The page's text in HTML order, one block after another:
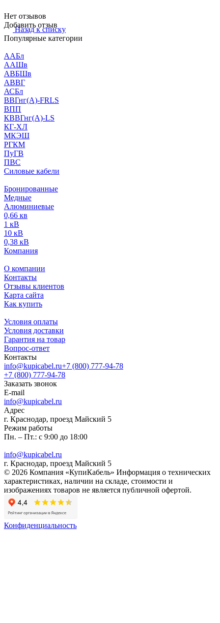
Нет отзывов
Добавить отзыв
Назад к списку
Популярные категории
ААБл
ААШв
АВБШв
АВВГ
АСБл
ВВГнг(А)-FRLS
ВПП
КВВГнг(А)-LS
КГ-ХЛ
МКЭШ
РГКМ
ПуГВ
ПВС
Силовые кабели
Бронированные
Медные
Алюминиевые
0,66 кв
1 кВ
10 кВ
0,38 кВ
Компания
О компании
Контакты
Отзывы клиентов
Карта сайта
Как купить
Условия оплаты
Условия доставки
Гарантия на товар
Вопрос-ответ
Контакты
info@kupicabel.ru+7 (800) 777-94-78
+7 (800) 777-94-78
Заказать звонок
E-mail
info@kupicabel.ru
Адрес
г. Краснодар, проезд Майский 5
Режим работы
Пн. – Пт.: с 9:00 до 18:00
info@kupicabel.ru
г. Краснодар, проезд Майский 5
© 2026 Компания «КупиКабель» Информация о технических
характеристиках, наличии на складе, стоимости и
изображениях товаров не является публичной офертой.
Конфиденциальность